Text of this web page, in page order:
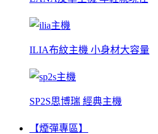
ILIA布紋主機 小身材大容量
SP2S思博瑞 經典主機
【煙彈專區】